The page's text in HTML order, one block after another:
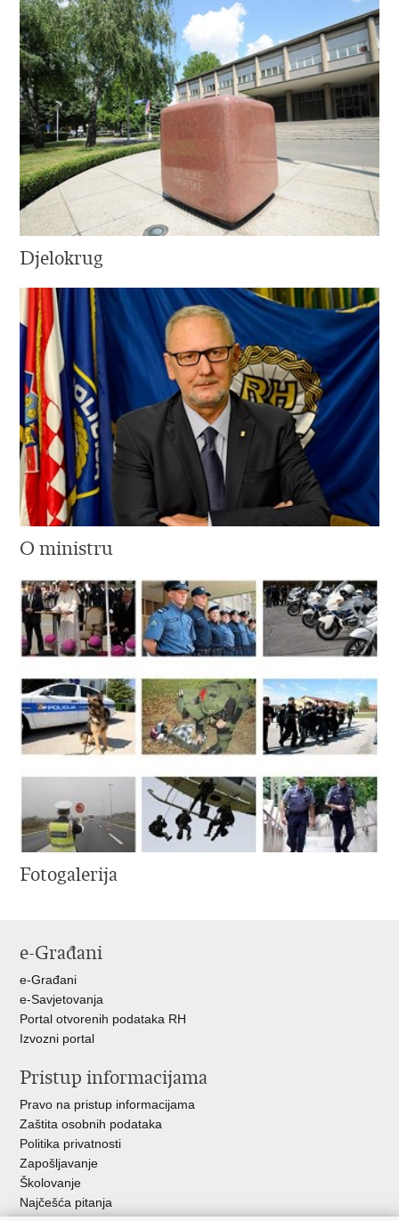
Djelokrug
O ministru
Fotogalerija
e-Građani
e-Građani
e-Savjetovanja
Portal otvorenih podataka RH
Izvozni portal
Pristup informacijama
Pravo na pristup informacijama
Zaštita osobnih podataka
Politika privatnosti
Zapošljavanje
Školovanje
Najčešća pitanja